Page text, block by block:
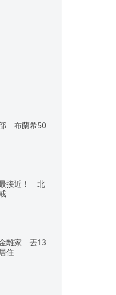
布蘭希50
接近！ 北
離家 丟13
住